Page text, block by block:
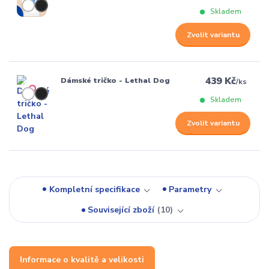
Skladem
Zvolit variantu
Dámské tričko - Lethal Dog 439 Kč/ks
Skladem
Zvolit variantu
Kompletní specifikace
Parametry
Související zboží
10
Informace o kvalitě a velikosti